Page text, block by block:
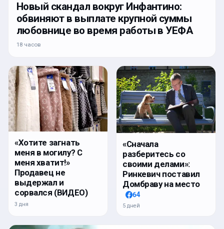
Новый скандал вокруг Инфантино:
обвиняют в выплате крупной суммы
любовнице во время работы в УЕФА
18 часов
«Хотите загнать
меня в могилу? С
меня хватит!»
Продавец не
выдержал и
сорвался (ВИДЕО)
3 дня
«Сначала
разберитесь со
своими делами»:
Ринкевич поставил
Домбраву на место
64
5 дней